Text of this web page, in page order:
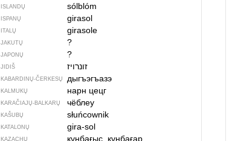
ISLANDŲ sólblóm
ISPANŲ girasol
ITALŲ girasole
JAKUTŲ ?
JAPONŲ ?
JIDIŠ זונרויז
KABARDINŲ-ČERKESŲ дыгъэгъазэ
KALMUKŲ нарн цецг
KARAČIAJŲ-BALKARŲ чёблеу
KAŠUBŲ słuńcownik
KATALONŲ gira-sol
KAZACHŲ күнбағыс, күнбағар